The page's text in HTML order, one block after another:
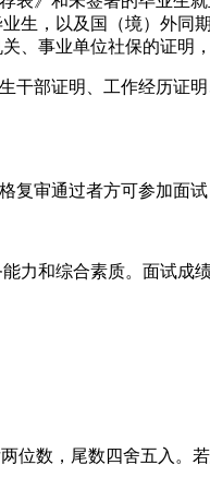
生，以及国（境）外
、事业单位社保的证明
部证明、工作经历证
审通过者方可参加面
和综合素质。面试成
位数，尾数四舍五入